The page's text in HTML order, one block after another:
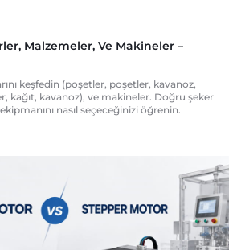
Malzemeler, Ve Makineler –
keşfedin (poşetler, poşetler, kavanoz,
kağıt, kavanoz), ve makineler. Doğru şeker
nasıl seçeceğinizi öğrenin.